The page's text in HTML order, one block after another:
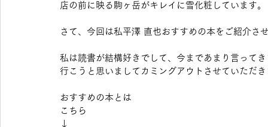
店の前に映る駒ヶ岳がキレイに雪化粧しています。
さて、今回は私平澤 直也おすすめの本をご紹介さ
私は読書が結構好きでして、今まであまり言って
行こうと思いましてカミングアウトさせていただ
おすすめの本とは
こちら
↓